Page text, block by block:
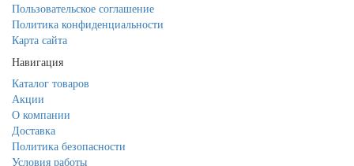
Пользовательское соглашение
Политика конфиденциальности
Карта сайта
Навигация
Каталог товаров
Акции
О компании
Доставка
Политика безопасности
Условия работы